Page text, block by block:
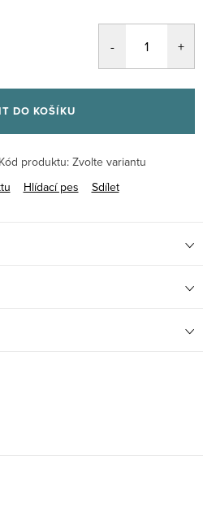
DO KOŠÍKU
Kód produktu: Zvolte variantu
Hlídací pes Sdílet